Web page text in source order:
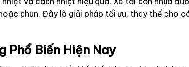
phun. Đây là giải pháp tối ưu, thay thế cho
Phổ Biến Hiện Nay